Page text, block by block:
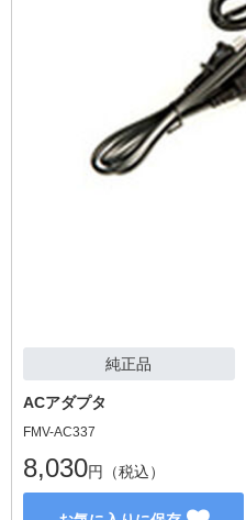
純正品
ACアダプタ
FMV-AC337
8,030円（税込）